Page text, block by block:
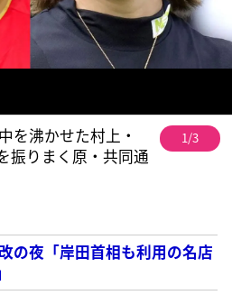
を沸かせた村上・
振りまく原・共同通
1/3
の夜「岸田首相も利用の名店